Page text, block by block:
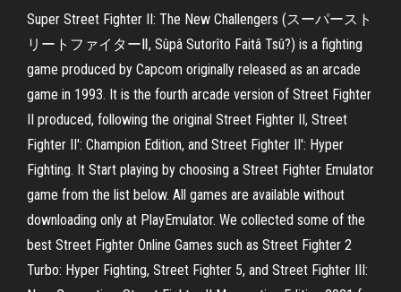
Super Street Fighter II: The New Challengers (スーパースト
リートファイターⅡ, Sûpâ Sutorîto Faitâ Tsû?) is a fighting
game produced by Capcom originally released as an arcade
game in 1993. It is the fourth arcade version of Street Fighter
II produced, following the original Street Fighter II, Street
Fighter II': Champion Edition, and Street Fighter II': Hyper
Fighting. It Start playing by choosing a Street Fighter Emulator
game from the list below. All games are available without
downloading only at PlayEmulator. We collected some of the
best Street Fighter Online Games such as Street Fighter 2
Turbo: Hyper Fighting, Street Fighter 5, and Street Fighter III: